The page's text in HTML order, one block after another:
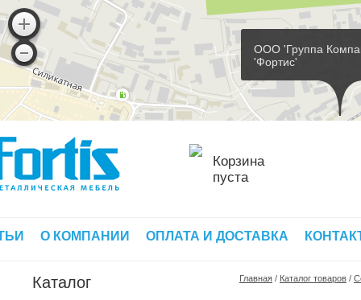
ООО 'Группа
'Фортис'
Корзина
пуста
О КОМПАНИИ ОПЛАТА И ДОСТАВКА
Каталог Главная / Каталог товаров /